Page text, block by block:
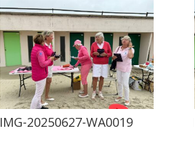
IMG-20250627-WA0019